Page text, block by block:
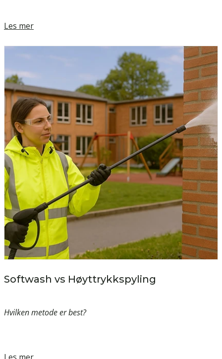
Les mer
Softwash vs Høyttrykkspyling
Hvilken metode er best?